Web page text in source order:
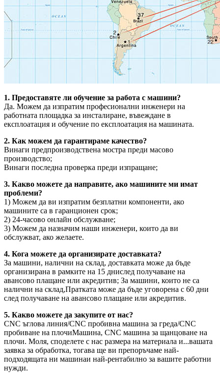
1. Предоставяте ли обучение за работа с машини?
Да. Можем да изпратим професионални инженери на
работната площадка за инсталиране, въвеждане в
експлоатация и обучение по експлоатация на машината.
2. Как можем да гарантираме качество?
Винаги предпроизводствена мостра преди масово
производство;
Винаги последна проверка преди изпращане;
3. Какво можете да направите, ако машините ми имат
проблеми?
1) Можем да ви изпратим безплатни компоненти, ако
машините са в гаранционен срок;
2) 24-часово онлайн обслужване;
3) Можем да назначим наши инженери, които да ви
обслужват, ако желаете.
4. Кога можете да организирате доставката?
За машини, налични на склад, доставката може да бъде
организирана в рамките на 15 днислед получаване на
авансово плащане или акредитив; За машини, които не са
налични на склад,Пратката може да бъде уговорена с 60 дни
след получаване на авансово плащане или акредитив.
5. Какво можете да закупите от нас?
CNC ъглова линия/CNC пробивна машина за греда/CNC
пробиване на плочиМашина, CNC машина за щанцоване на
плочи. Моля, споделете с нас размера на материала и...вашата
заявка за обработка, тогава ще ви препоръчаме най-
подходящата ни машинаи най-рентабилно за вашите работни
нужди.